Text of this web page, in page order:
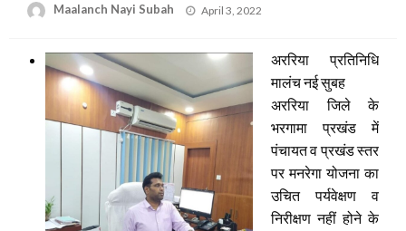
Maalanch Nayi Subah
Posted
April 3, 2022
अररिया प्रतिनिधि
मालंच नई सुबह
अररिया जिले के
भरगामा प्रखंड में
पंचायत व प्रखंड स्तर
पर मनरेगा योजना का
उचित पर्यवेक्षण व
निरीक्षण नहीं होने के